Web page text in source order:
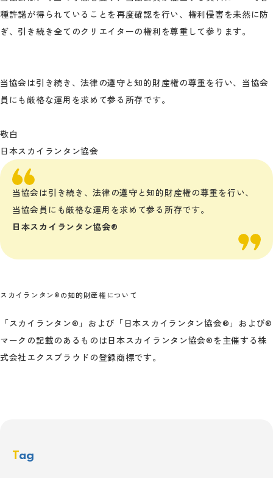
種許諾が得られていることを再度確認を行い、権利侵害を未然に防
ぎ、引き続き全てのクリエイターの権利を尊重して参ります。
当協会は引き続き、法律の遵守と知的財産権の尊重を行い、当協会
員にも厳格な運用を求めて参る所存です。
敬白
日本スカイランタン協会
当協会は引き続き、法律の遵守と知的財産権の尊重を行い、
当協会員にも厳格な運用を求めて参る所存です。
日本スカイランタン協会®
スカイランタン®の知的財産権について
「スカイランタン®」および「日本スカイランタン協会®」および®
マークの記載のあるものは日本スカイランタン協会®を主催する株
式会社エクスプラウドの登録商標です。
Tag